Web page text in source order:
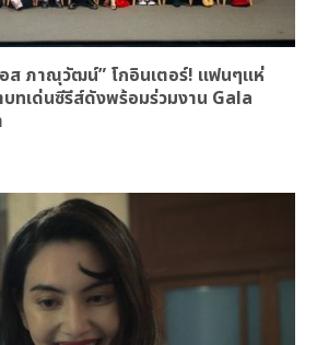
ภาณุวัฒน์” โกอินเตอร์! แฟนๆแห่
ทเด่นซีรีส์ดังพร้อมร่วมงาน Gala